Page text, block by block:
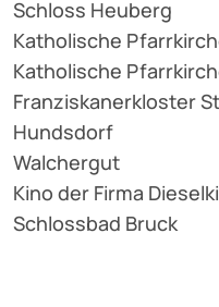
Schloss Heuberg
Katholische
Katholische
Franziskanerkloster
Hundsdorf
Walchergut
Kino der Firma
Schlossbad Bruck